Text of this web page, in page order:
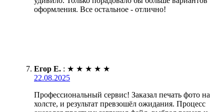
оформления. Все остальное - отлично!
Егор Е. : ★ ★ ★ ★ ★
22.08.2025
Профессиональный сервис! Заказал печать фото на
холсте, и результат превзошёл ожидания. Процесс